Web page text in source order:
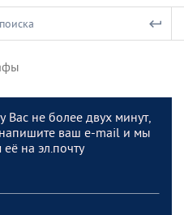
Вас не более двух минут,
ваш e-mail и мы
на эл.почту